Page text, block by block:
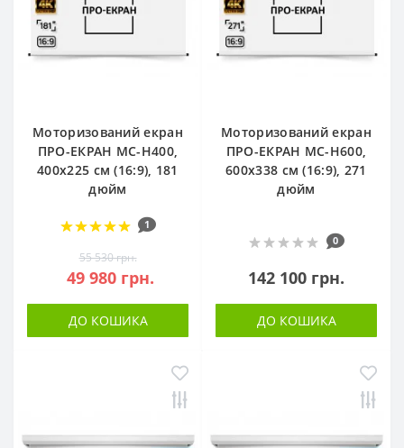
Моторизований екран
ПРО-ЕКРАН MC-H400,
400х225 см (16:9), 181
дюйм
1
55 530 грн.
49 980 грн.
ДО КОШИКА
Моторизований екран
ПРО-ЕКРАН MC-H600,
600х338 см (16:9), 271
дюйм
0
142 100 грн.
ДО КОШИКА